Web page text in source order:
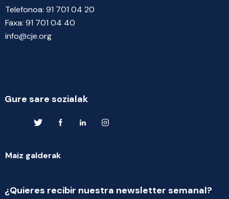
Telefonoa: 91 701 04 20
Faxa: 91 701 04 40
info@cje.org
Gure sare sozialak
Maiz galderak
¿Quieres recibir nuestra newsletter semanal?